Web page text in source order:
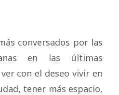
conversados por las
en las últimas
con el deseo vivir en
tener más espacio,